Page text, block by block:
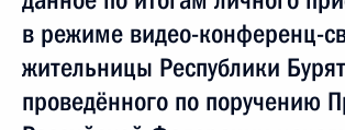
в режиме видео-конференц-
жительницы Республики
проведённого по поручению